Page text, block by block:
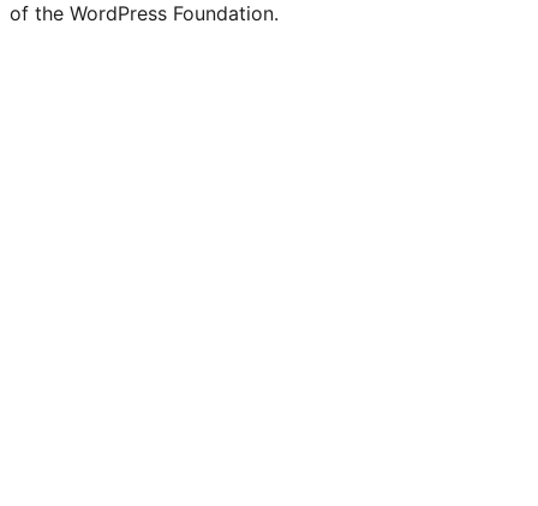
of the WordPress Foundation.